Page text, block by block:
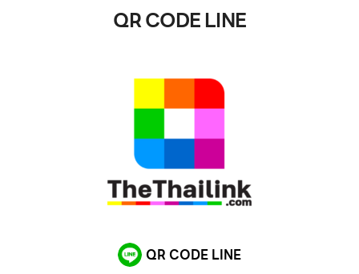
QR CODE LINE
QR CODE LINE